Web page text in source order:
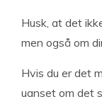
Husk, at det
men også om
Hvis du er det
uanset om det